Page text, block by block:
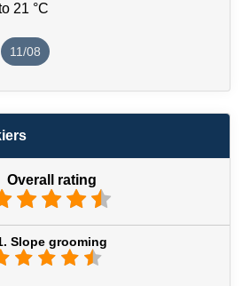
21 °C
11/08
Overall rating
Slope grooming